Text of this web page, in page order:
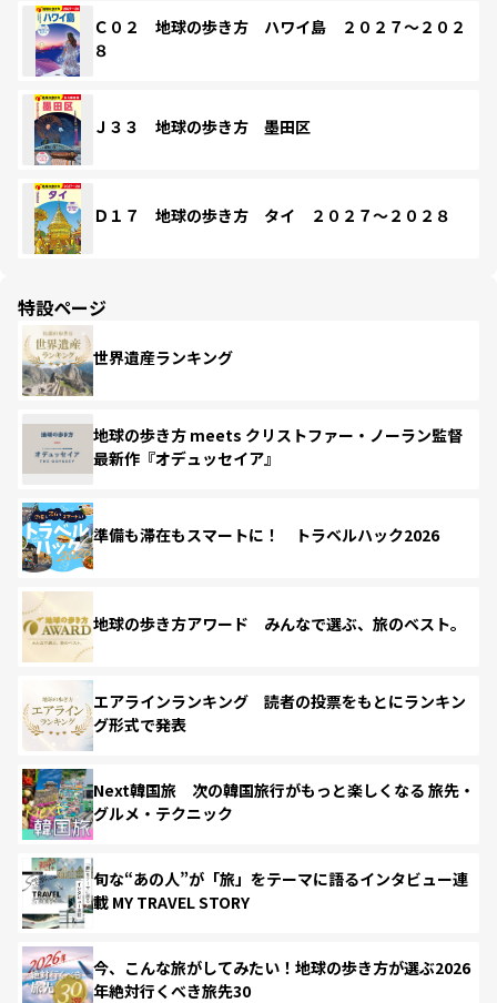
Ｃ０２ 地球の歩き方 ハワイ島 ２０２７～２０２
８
Ｊ３３ 地球の歩き方 墨田区
Ｄ１７ 地球の歩き方 タイ ２０２７～２０２８
特設ページ
世界遺産ランキング
地球の歩き方 meets クリストファー・ノーラン監督
最新作『オデュッセイア』
準備も滞在もスマートに！ トラベルハック2026
地球の歩き方アワード みんなで選ぶ、旅のベスト。
エアラインランキング 読者の投票をもとにランキン
グ形式で発表
Next韓国旅 次の韓国旅行がもっと楽しくなる 旅先・
グルメ・テクニック
旬な“あの人”が「旅」をテーマに語るインタビュー連
載 MY TRAVEL STORY
今、こんな旅がしてみたい！地球の歩き方が選ぶ2026
年絶対行くべき旅先30